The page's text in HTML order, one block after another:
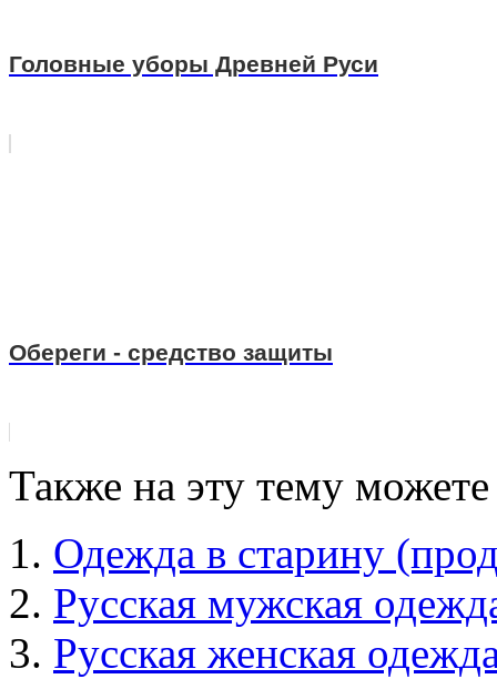
Головные уборы Древней Руси
Обереги - средство защиты
Также на эту тему
Одежда в старину
Русская мужская
Русская женская